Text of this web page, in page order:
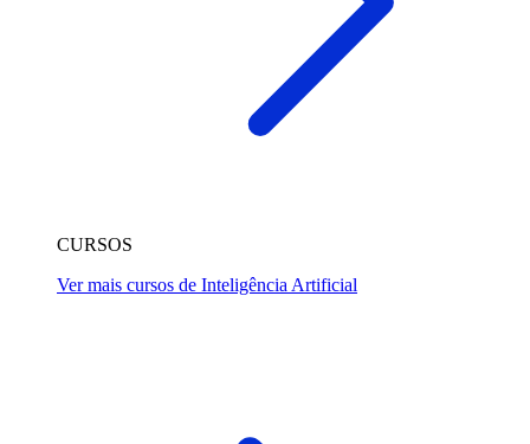
CURSOS
Ver mais cursos de Inteligência Artificial